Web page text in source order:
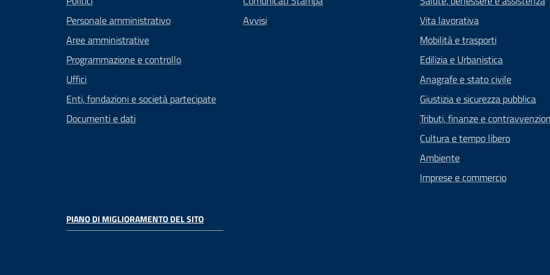
Personale amministrativo
Aree amministrative
Programmazione e controllo
Uffici
Enti, fondazioni e società partecipate
Documenti e dati
Avvisi
Vita lavorativa
Mobilità e trasporti
Edilizia e Urbanistica
Anagrafe e stato civile
Giustizia e sicurezza pubblica
Tributi, finanze e
Cultura e tempo libero
Ambiente
Imprese e commercio
PIANO DI MIGLIORAMENTO DEL SITO